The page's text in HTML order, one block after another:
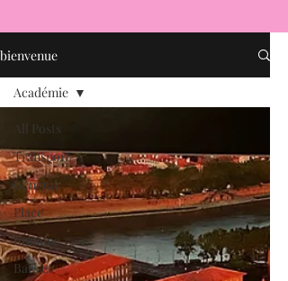
bienvenue
All Posts
Transport
Général
Place
fontaine
Bars et
Académie